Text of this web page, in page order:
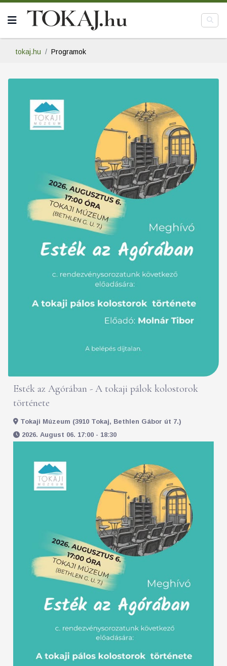
tokaj.hu Programok
Esték az Agórában - A tokaji pálok kolostorok
története
Tokaji Múzeum (3910 Tokaj, Bethlen Gábor út 7.)
2026. August 06. 17:00 - 18:30